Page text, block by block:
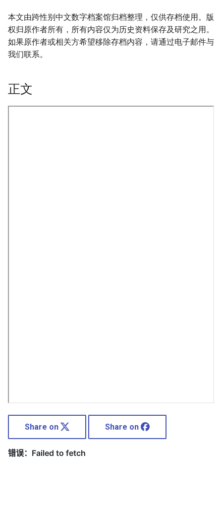
本文由跨性别中文数字档案馆归档整理，仅供存档使用。版
权归原作者所有，所有内容仅为历史资料保存及研究之用。
如果原作者或相关方希望移除存档内容，请通过电子邮件与
我们联系。
正文
Share on Share on